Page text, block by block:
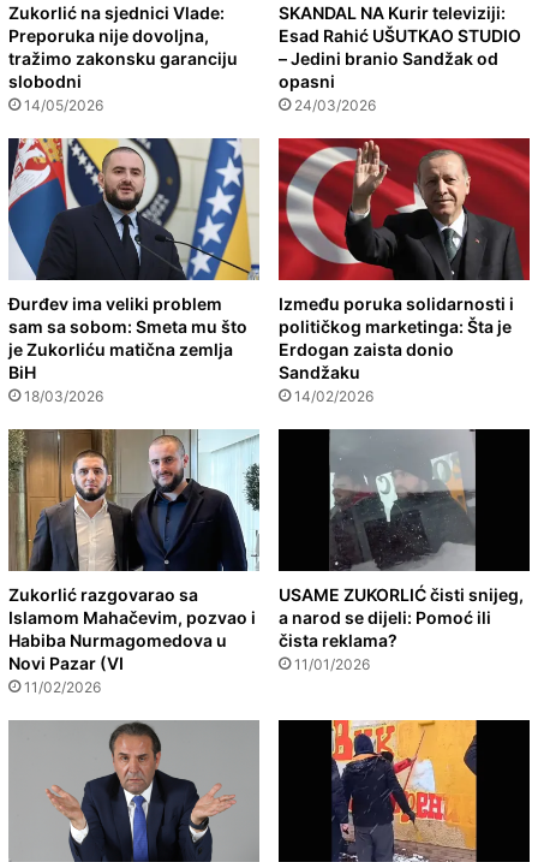
Zukorlić na sjednici Vlade:
Preporuka nije dovoljna,
tražimo zakonsku garanciju
slobodni
14/05/2026
SKANDAL NA Kurir televiziji:
Esad Rahić UŠUTKAO STUDIO
– Jedini branio Sandžak od
opasni
24/03/2026
Đurđev ima veliki problem
sam sa sobom: Smeta mu što
je Zukorliću matična zemlja
BiH
18/03/2026
Između poruka solidarnosti i
političkog marketinga: Šta je
Erdogan zaista donio
Sandžaku
14/02/2026
Zukorlić razgovarao sa
Islamom Mahačevim, pozvao i
Habiba Nurmagomedova u
Novi Pazar (VI
11/02/2026
USAME ZUKORLIĆ čisti snijeg,
a narod se dijeli: Pomoć ili
čista reklama?
11/01/2026